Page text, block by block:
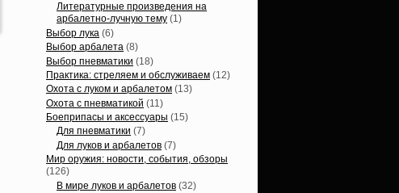
Литературные произведения на
арбалетно-лучную тему (1)
Выбор лука (6)
Выбор арбалета (8)
Выбор пневматики (18)
Практика: стреляем и обслуживаем (12)
Охота с луком и арбалетом (13)
Охота с пневматикой (11)
Боеприпасы и аксессуары (15)
Для пневматики (7)
Для луков и арбалетов (7)
Мир оружия: новости, события, обзоры
(126)
В мире луков и арбалетов (32)